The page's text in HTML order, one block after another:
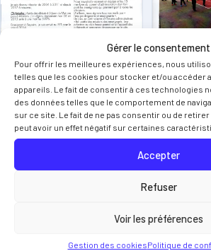
Gérer le consentement
Pour offrir les meilleures expériences, nous
telles que les cookies pour stocker et/ou accéder
appareils. Le fait de consentir à ces technologies
des données telles que le comportement de
sur ce site. Le fait de ne pas consentir ou de
peut avoir un effet négatif sur certaines
Accepter
Refuser
Voir les préférences
Gestion des cookiesPolitique de